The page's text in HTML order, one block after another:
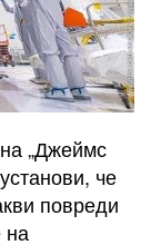
„Джеймс
че
повреди
на